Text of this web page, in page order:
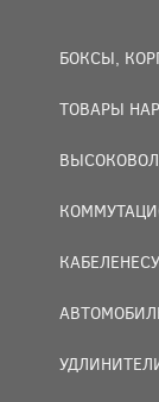
БОКСЫ,
ТОВАРЫ